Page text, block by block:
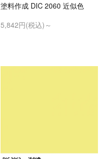
塗料作成 DIC 2060 近似色
5,842円(税込)～